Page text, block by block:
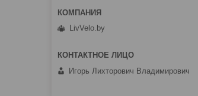
LivVelo.by
Игорь Лихторович Владимирович